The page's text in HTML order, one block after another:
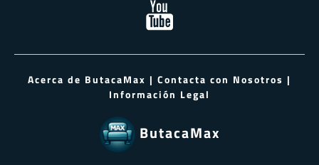
Acerca de ButacaMax | Contacta con Nosotros |
Información Legal
ButacaMax